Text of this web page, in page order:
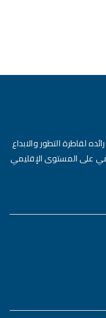
لقاطرة التطور والابداع
على المستوى الإقليمي